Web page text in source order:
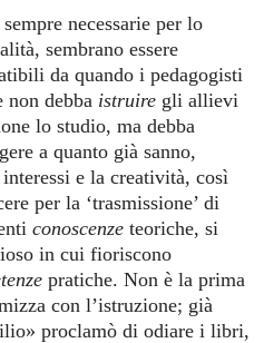
sempre necessarie per lo
sembrano essere
da quando i pedagogisti
non debba istruire gli allievi
lo studio, ma debba
a quanto già sanno,
e la creatività, così
per la ‘trasmissione’ di
conoscenze teoriche, si
in cui fioriscono
pratiche. Non è la prima
con l’istruzione; già
proclamò di odiare i libri,